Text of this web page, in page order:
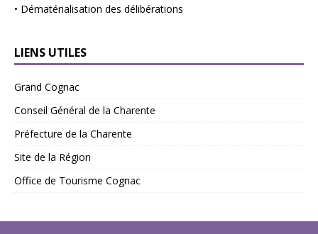
• Dématérialisation des délibérations
LIENS UTILES
Grand Cognac
Conseil Général de la Charente
Préfecture de la Charente
Site de la Région
Office de Tourisme Cognac